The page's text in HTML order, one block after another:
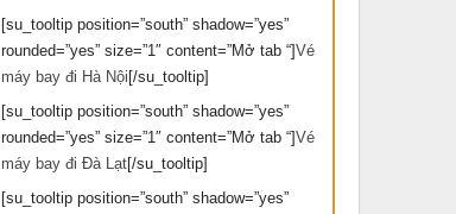
[su_tooltip position=”south” shadow=”yes”
rounded=”yes” size=”1″ content=”Mở tab “]Vé
máy bay đi Hà Nội [/su_tooltip]
[su_tooltip position=”south” shadow=”yes”
rounded=”yes” size=”1″ content=”Mở tab “]Vé
máy bay đi Đà Lạt[/su_tooltip]
[su_tooltip position=”south” shadow=”yes”